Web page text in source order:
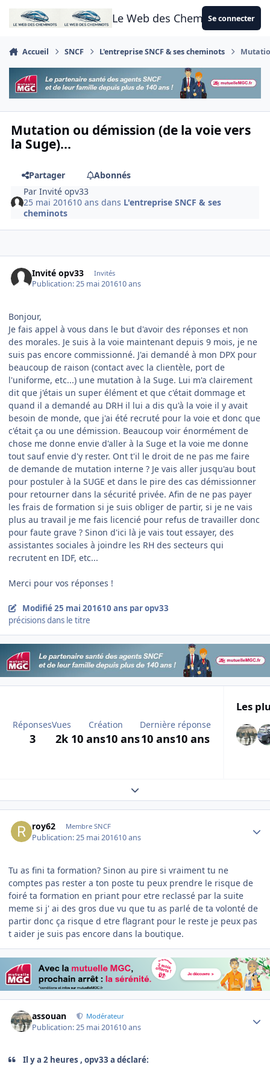
Aller au contenu
Le Web des CheminotsSe connecter
Accueil SNCF L'entreprise SNCF & ses cheminots
Mutation ou démission (de la voie vers
la Suge)...
Partager
Abonnés
ParInvité opv33
25 mai 201610 ans dans L'entreprise SNCF & ses
cheminots
Invité opv33 Invités
Publication:25 mai 201610 ans
Bonjour,
Je fais appel à vous dans le but d'avoir des réponses et non
des morales. Je suis à la voie maintenant depuis 9 mois, je ne
suis pas encore commissionné. J'ai demandé à mon DPX pour
beaucoup de raison (contact avec la clientèle, port de
l'uniforme, etc...) une mutation à la Suge. Lui m'a clairement
dit que j'étais un super élément et que c'était dommage et
quand il a demandé au DRH il lui a dis qu'à la voie il y avait
besoin de monde, que j'ai été recruté pour la voie et donc que
c'était ça ou une démission. Beaucoup voir énormément de
chose me donne envie d'aller à la Suge et la voie me donne
tout sauf envie d'y rester. Ont t'il le droit de ne pas me faire
de demande de mutation interne ? Je vais aller jusqu'au bout
pour postuler à la SUGE et dans le pire des cas démissionner
pour retourner dans la sécurité privée. Afin de ne pas payer
les frais de formation si je suis obliger de partir, si je ne vais
plus au travail je me fais licencié pour refus de travailler donc
pour faute grave ? Sinon d'ici là je vais tout essayer, des
assistantes sociales à joindre les RH des secteurs qui
recrutent en IDF, etc...
Merci pour vos réponses !
Modifié25 mai 201610 ans par opv33
précisions dans le titre
Réponses
3
Vues
2k
Création
10 ans10 ans
Dernière réponse
10 ans10 ans
Les
Expand topic overview
roy62 Membre SNCF
Publication:25 mai 201610 ans
Tu as fini ta formation? Sinon au pire si vraiment tu ne
comptes pas rester a ton poste tu peux prendre le risque de
foiré ta formation en priant pour etre reclassé par la suite
meme si j' ai des gros due vu que tu as parlé de ta volonté de
partir donc ça risque d etre flagrant pour le reste je peux pas
t aider je suis pas encore dans la boutique.
assouan Modérateur
Publication:25 mai 201610 ans
Il y a 2 heures , opv33 a déclaré: